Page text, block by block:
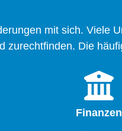
mit sich. Viele
Die
Finanzen